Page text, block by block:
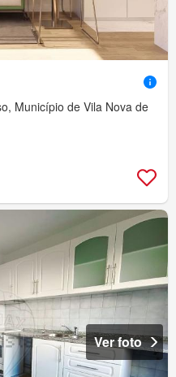
Município de Vila Nova de
Ver foto